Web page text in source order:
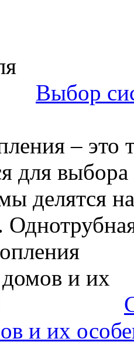
Выбор
– это
для
делятся
и их